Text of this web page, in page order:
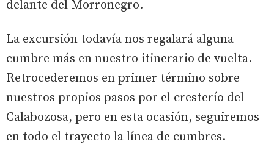
delante del Morronegro.
La excursión todavía nos regalará alguna
cumbre más en nuestro itinerario de vuelta.
Retrocederemos en primer término sobre
nuestros propios pasos por el cresterío del
Calabozosa, pero en esta ocasión, seguiremos
en todo el trayecto la línea de cumbres.